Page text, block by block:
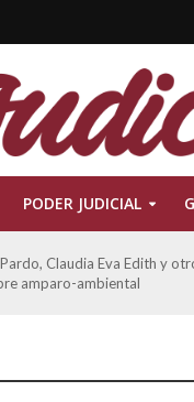
PODER JUDICIAL
Claudia Eva Edith y
amparo-ambiental